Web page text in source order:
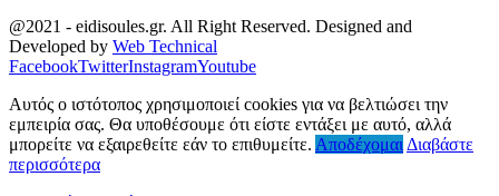
@2021 - eidisoules.gr. All Right Reserved. Designed and
Developed by Web Technical
FacebookTwitterInstagramYoutube
Αυτός ο ιστότοπος χρησιμοποιεί cookies για να βελτιώσει την
εμπειρία σας. Θα υποθέσουμε ότι είστε εντάξει με αυτό, αλλά
μπορείτε να εξαιρεθείτε εάν το επιθυμείτε. Αποδέχομαι Διαβάστε
περισσότερα